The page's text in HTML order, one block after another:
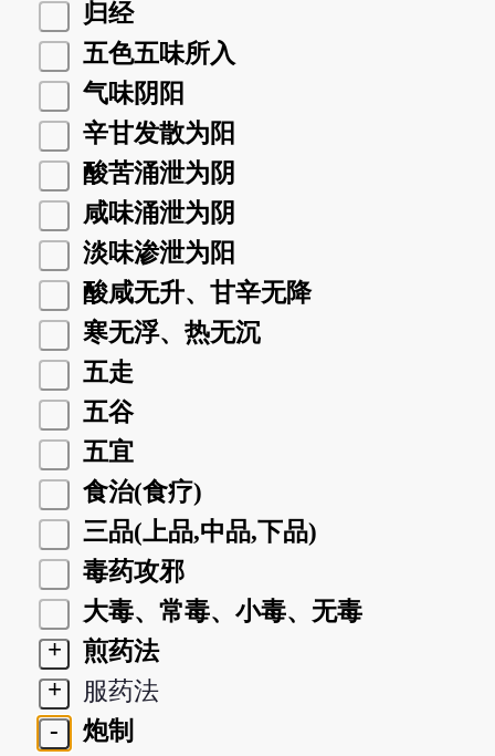
归经
五色五味所入
气味阴阳
辛甘发散为阳
酸苦涌泄为阴
咸味涌泄为阴
淡味渗泄为阳
酸咸无升、甘辛无降
寒无浮、热无沉
五走
五谷
五宜
食治(食疗)
三品(上品,中品,下品)
毒药攻邪
大毒、常毒、小毒、无毒
+
煎药法
+
服药法
-
炮制